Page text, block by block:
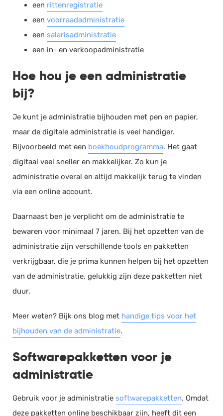
Workflowmanagement
Planning
Werkbonnen
Webshop
Kassa
ERP
Rapportage
PSP
Verlof en verzuim
Website
Marketing automation
Support
VoIP
Chat
Helpdesk
een rittenregistratie
een voorraadadministratie
een salarisadministratie
een in- en verkoopadministratie
Hoe hou je een administratie
bij?
Je kunt je administratie bijhouden met pen en papier,
maar de digitale administratie is veel handiger.
Bijvoorbeeld met een boekhoudprogramma. Het gaat
digitaal veel sneller en makkelijker. Zo kun je
administratie overal en altijd makkelijk terug te vinden
via een online account.
Daarnaast ben je verplicht om de administratie te
bewaren voor minimaal 7 jaren. Bij het opzetten van de
administratie zijn verschillende tools en pakketten
verkrijgbaar, die je prima kunnen helpen bij het opzetten
van de administratie, gelukkig zijn deze pakketten niet
duur.
Meer weten? Bijk ons blog met handige tips voor het
bijhouden van de administratie.
Softwarepakketten voor je
administratie
Gebruik voor je administratie softwarepakketten. Omdat
deze pakketten online beschikbaar zijn, heeft dit een